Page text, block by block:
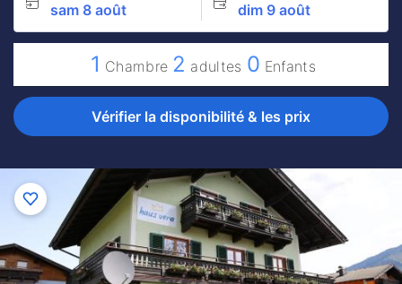
sam 8 août dim 9 août
1 Chambre 2 adultes 0 Enfants
Vérifier la disponibilité & les prix